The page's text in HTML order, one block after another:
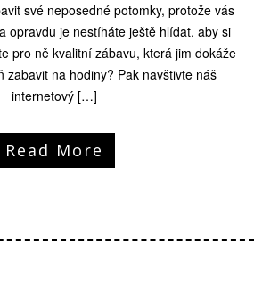
své neposedné potomky, protože vás
opravdu je nestíháte ještě hlídat, aby si
pro ně kvalitní zábavu, která jim dokáže
zabavit na hodiny? Pak navštivte náš
internetový […]
Read More